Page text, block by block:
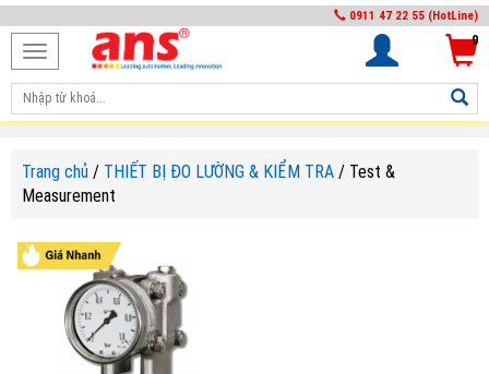
0911 47 22 55 (HotLine)
Toggle
navigation
0
Trang chủ / THIẾT BỊ ĐO LƯỜNG & KIỂM TRA / Test &
Measurement